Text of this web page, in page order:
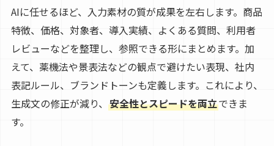
AIに任せるほど、入力素材の質が成果を左右します。商品
特徴、価格、対象者、導入実績、よくある質問、利用者
レビューなどを整理し、参照できる形にまとめます。加
えて、薬機法や景表法などの観点で避けたい表現、社内
表記ルール、ブランドトーンも定義します。これにより、
生成文の修正が減り、 安全性とスピードを両立できま
す。